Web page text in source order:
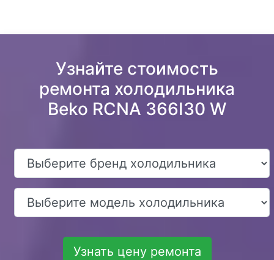
Узнайте стоимость
ремонта холодильника
Beko RCNA 366I30 W
Узнать цену ремонта